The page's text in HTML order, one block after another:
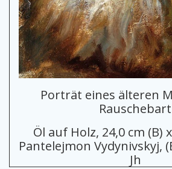
Porträt eines älteren
Rauschebart
Öl auf Holz, 24,0 cm (B)
Pantelejmon Vydynivskyj,
Jh